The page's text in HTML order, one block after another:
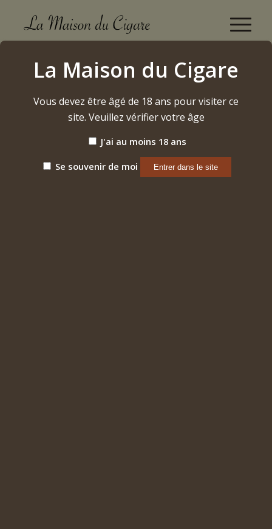
Ashton Classic Magnum 2024
Accueil / Etiquette: Ashton Classic Magnum 2024
Par défaut
15 Produits par page
La Maison du Cigare
Vous devez être âgé de 18 ans pour visiter ce
site. Veuillez vérifier votre âge
J'ai au moins 18 ans
Se souvenir de moi